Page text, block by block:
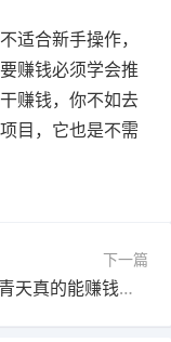
适合新手操作，
赚钱必须学会推
赚钱，你不如去
目，它也是不需
下一篇
爬塔上青天真的能赚钱吗？有人成功提现红包到账了吗？真相大揭秘！